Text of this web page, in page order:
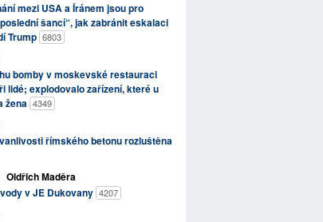
mezi USA a Íránem jsou pro
šancí“, jak zabránit eskalaci
Trump 6803
bomby v moskevské restauraci
lidé; explodovalo zařízení, které u
žena 4349
římského betonu rozluštěna
Oldřich Maděra
v JE Dukovany 4207